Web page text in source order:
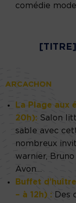
comédie
ARCACHON
La Plage aux
20h): Salon
sable avec
nombreux
warnier,
Avon…
Buffet
– à 12h) : Des